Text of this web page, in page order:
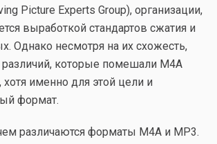
Picture Experts Group), организации,
выработкой стандартов сжатия и
Однако несмотря на их схожесть,
которые помешали М4А
именно для этой цели и
формат.
различаются форматы M4A и MP3.